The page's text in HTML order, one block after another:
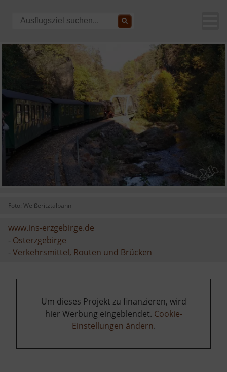
Foto: Weißeritztalbahn
www.ins-erzgebirge.de
- Osterzgebirge
-Verkehrsmittel, Routen und Brücken
Um dieses Projekt zu finanzieren, wird
hier Werbung eingeblendet. Cookie-
Einstellungen ändern.